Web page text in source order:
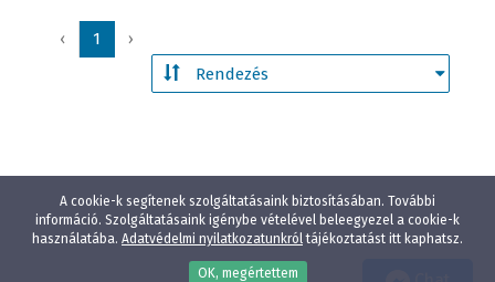
A cookie-k segítenek szolgáltatásaink biztosításában. További
információ. Szolgáltatásaink igénybe vételével beleegyezel a cookie-k
használatába. Adatvédelmi nyilatkozatunkróltájékoztatást itt kaphatsz.
OK, megértettem
‹ 1 ›